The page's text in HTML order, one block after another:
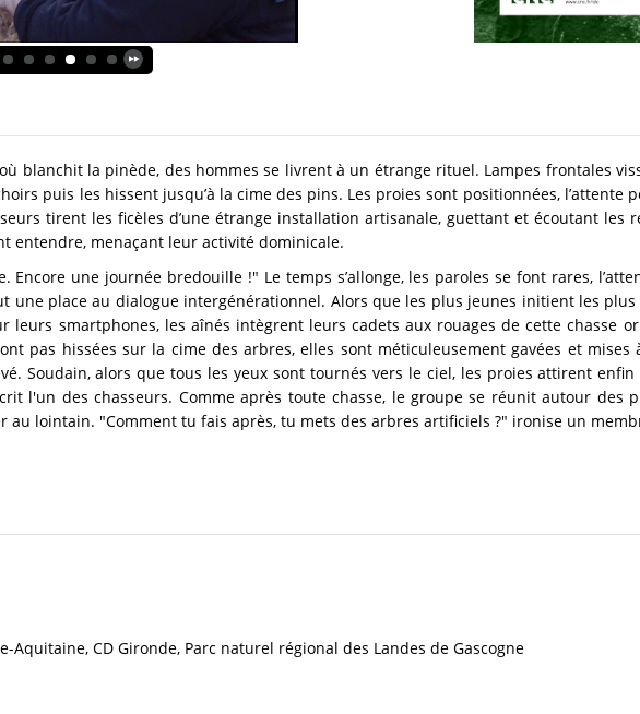
où blanchit la pinède, des hommes se livrent à un étrange rituel. Lampes frontales
puis les hissent jusqu’à la cime des pins. Les proies sont positionnées, l’attente
tirent les ficèles d’une étrange installation artisanale, guettant et écoutant les
entendre, menaçant leur activité dominicale.
Encore une journée bredouille !" Le temps s’allonge, les paroles se font rares,
une place au dialogue intergénérationnel. Alors que les plus jeunes initient les plus
leurs smartphones, les aînés intègrent leurs cadets aux rouages de cette chasse
pas hissées sur la cime des arbres, elles sont méticuleusement gavées et mises
Soudain, alors que tous les yeux sont tournés vers le ciel, les proies attirent
l'un des chasseurs. Comme après toute chasse, le groupe se réunit autour des
au lointain. "Comment tu fais après, tu mets des arbres artificiels ?" ironise un
Aquitaine, CD Gironde, Parc naturel régional des Landes de Gascogne